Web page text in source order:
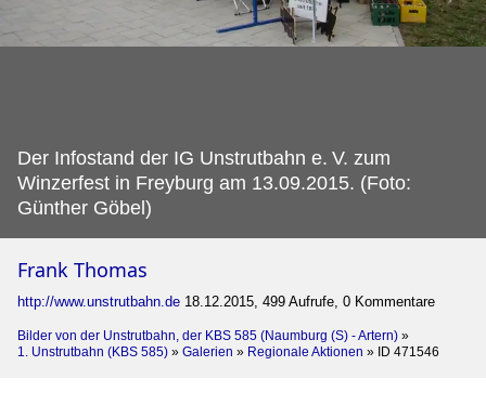
Der Infostand der IG Unstrutbahn e. V. zum
Winzerfest in Freyburg am 13.09.2015. (Foto:
Günther Göbel)
Frank Thomas
http://www.unstrutbahn.de 18.12.2015, 499 Aufrufe, 0 Kommentare
Bilder von der Unstrutbahn, der KBS 585 (Naumburg (S) - Artern) »
1. Unstrutbahn (KBS 585) » Galerien » Regionale Aktionen » ID 471546